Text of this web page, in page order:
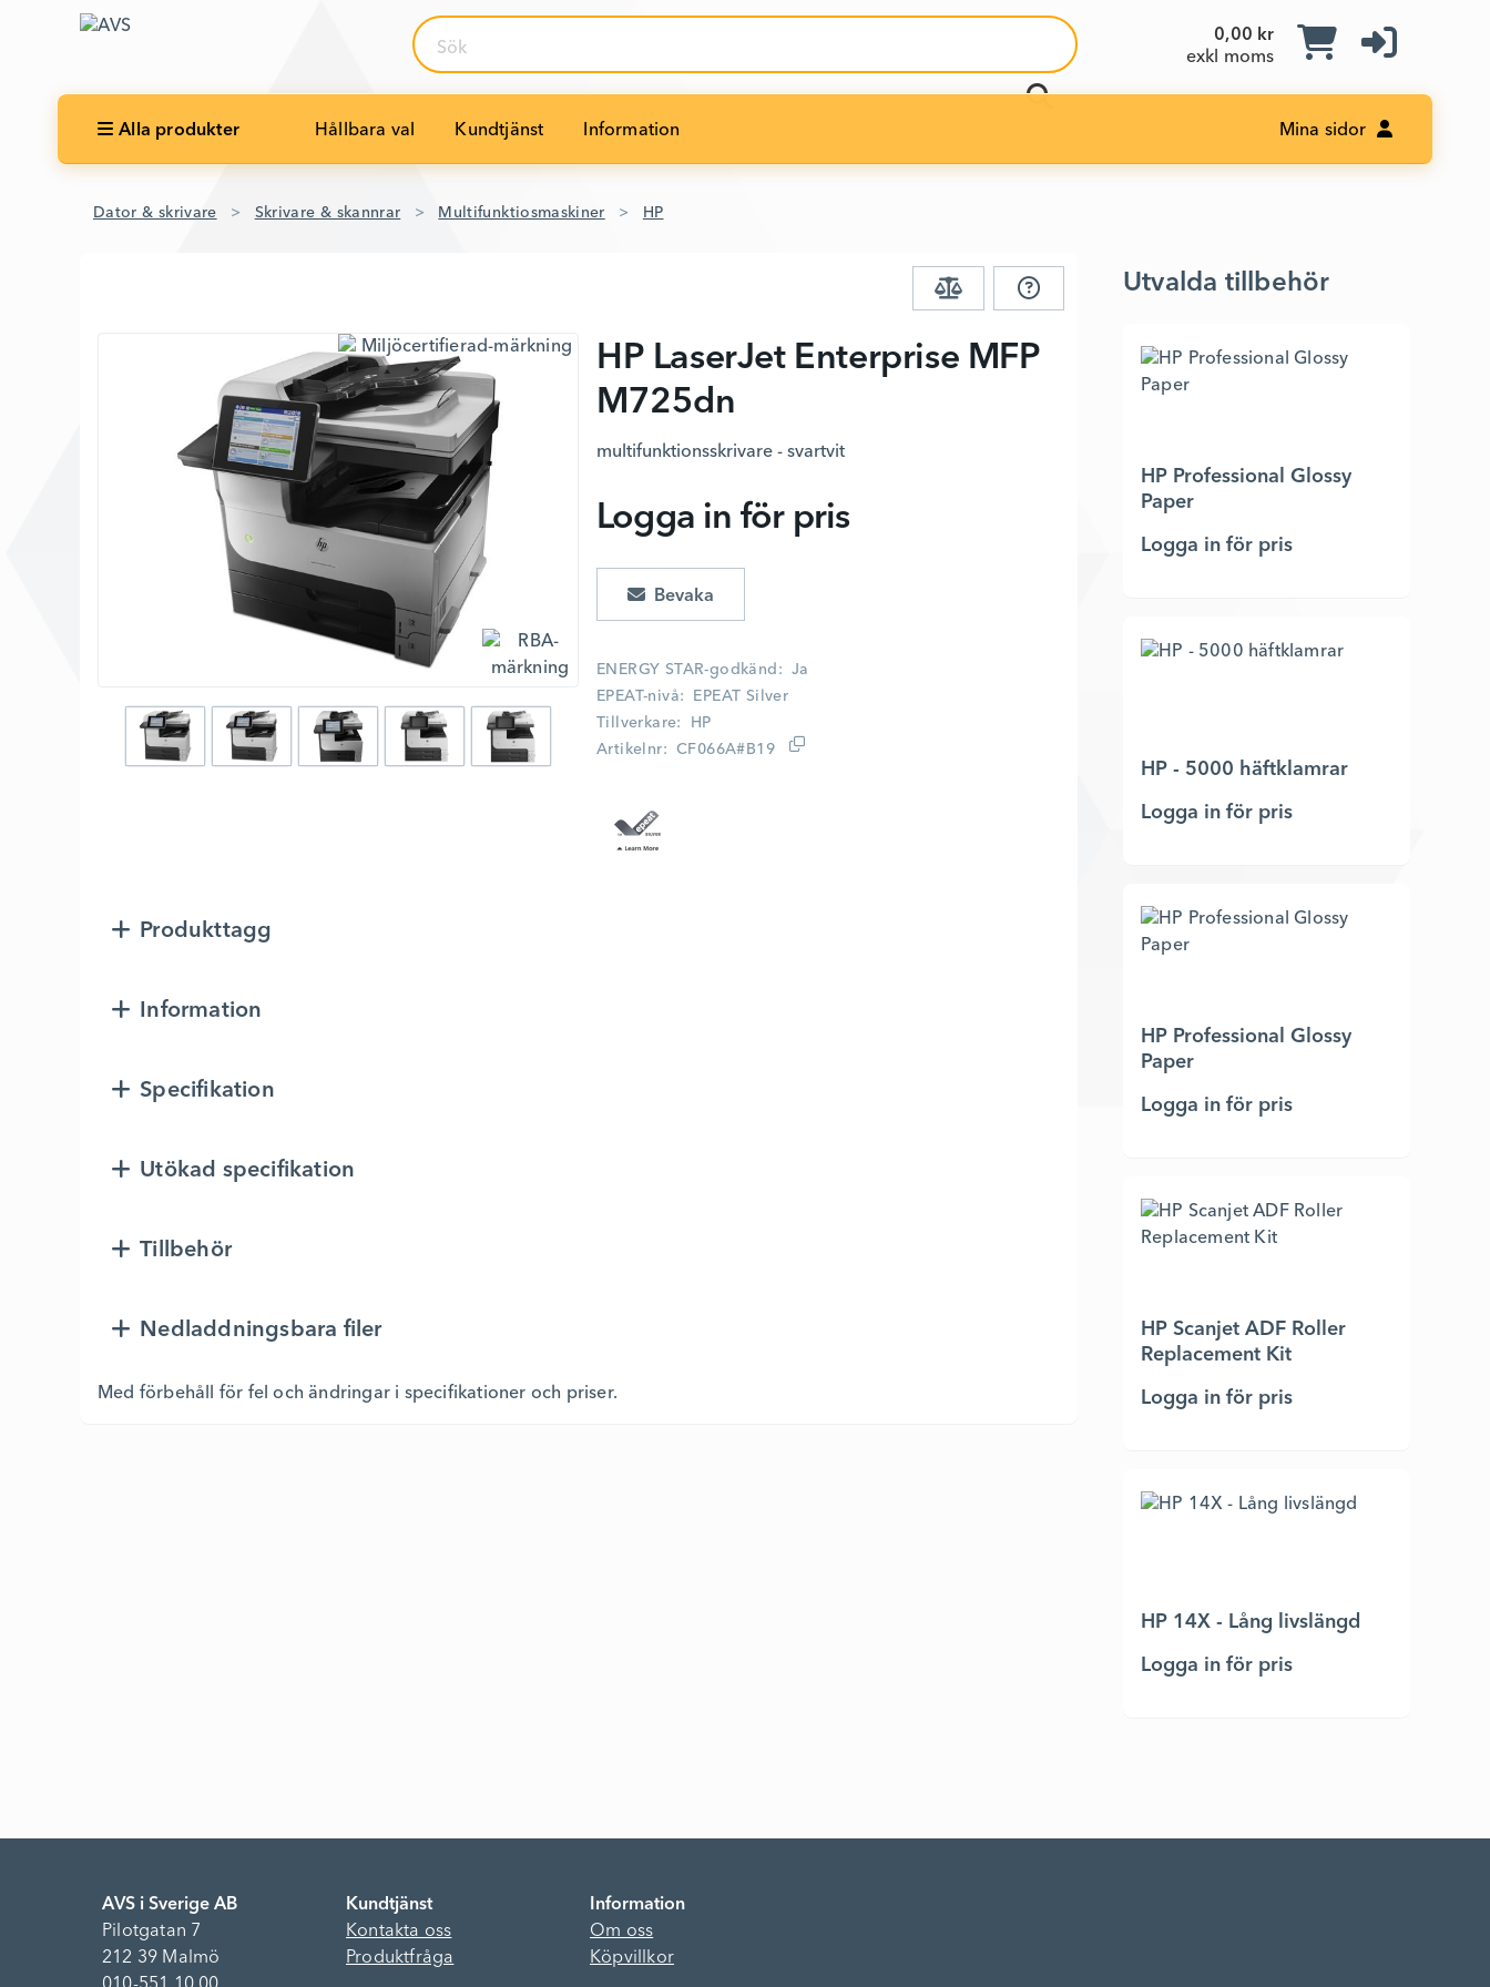
0,00 kr
exkl moms
Sök
Alla produkter Hållbara val Kundtjänst Information Mina sidor
Dator & skrivare Skrivare & skannrar Multifunktiosmaskiner HP
HP LaserJet Enterprise MFP
M725dn
multifunktionsskrivare - svartvit
ENERGY STAR-godkänd
Ja
EPEAT-nivå
EPEAT Silver
Tillverkare
HP
Artikelnr
CF066A#B19
Logga in för pris
Produkttagg
Information
Specifikation
Utökad specifikation
Tillbehör
Nedladdningsbara filer
Med förbehåll för fel och ändringar i specifikationer och priser.
Utvalda tillbehör
HP Professional Glossy
Paper
Logga in för pris
HP - 5000 häftklamrar
Logga in för pris
HP Professional Glossy
Paper
Logga in för pris
HP Scanjet ADF Roller
Replacement Kit
Logga in för pris
HP 14X - Lång livslängd
Logga in för pris
AVS i Sverige AB
Pilotgatan 7
212 39 Malmö
Kundtjänst
Kontakta oss
Produktfråga
Information
Om oss
Köpvillkor